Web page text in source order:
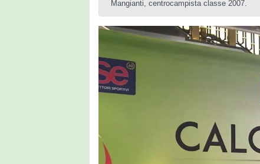
Mangianti, centrocampista classe 2007.